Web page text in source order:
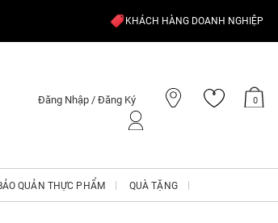
KHÁCH HÀNG DOANH NGHIỆP
Đăng Nhập / Đăng Ký 0
QUẢN THỰC PHẨM QUÀ TẶNG